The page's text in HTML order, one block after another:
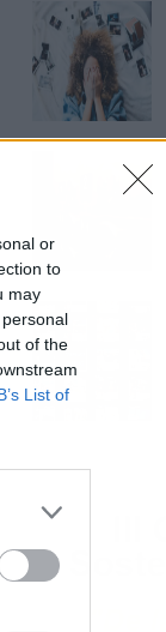
or
to
may
of the
List of